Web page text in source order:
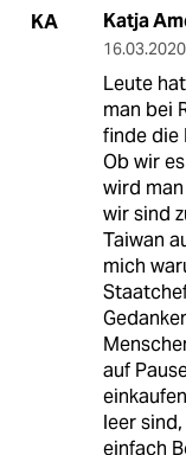
KA Katja
16.03.2020
Leute
man bei
finde die
Ob wir
wird
wir sind
Taiwan
mich
auf
leer
einfach